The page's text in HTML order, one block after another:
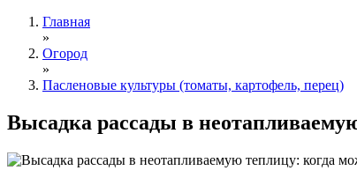
Главная
»
Огород
»
Пасленовые культуры (томаты, картофель, перец)
Высадка рассады в